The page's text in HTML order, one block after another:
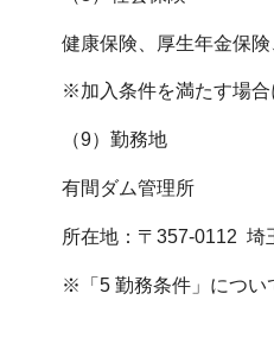
健康保険、厚生年金保険
※加入条件を満たす場合
（9）勤務地
有間ダム管理所
所在地：〒357-0112 埼
※「5 勤務条件」につい